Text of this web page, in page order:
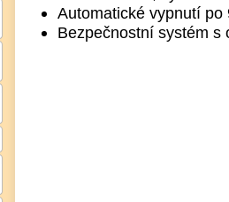
Automatické vypnutí po
Bezpečnostní systém s